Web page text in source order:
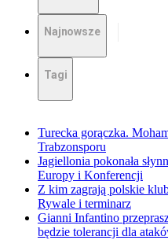
Najnowsze
Tagi
Turecka gorączka.
Trabzonsporu
Jagiellonia pokonała
Europy i Konferencji
Z kim zagrają polskie
Rywale i terminarz
Gianni Infantino
będzie tolerancji dla